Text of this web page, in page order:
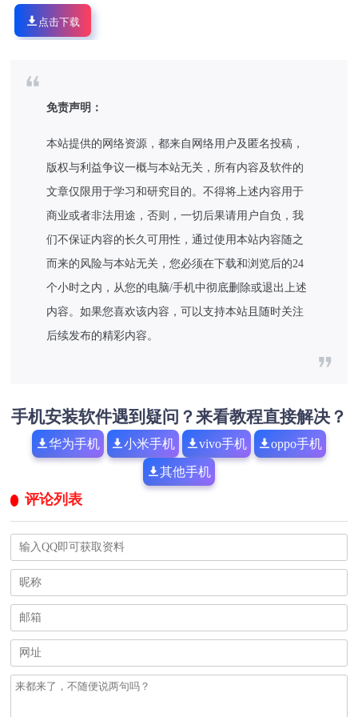
点击下载
免责声明：
本站提供的网络资源，都来自网络用户及匿名投稿，
版权与利益争议一概与本站无关，所有内容及软件的
文章仅限用于学习和研究目的。不得将上述内容用于
商业或者非法用途，否则，一切后果请用户自负，我
们不保证内容的长久可用性，通过使用本站内容随之
而来的风险与本站无关，您必须在下载和浏览后的24
个小时之内，从您的电脑/手机中彻底删除或退出上述
内容。如果您喜欢该内容，可以支持本站且随时关注
后续发布的精彩内容。
手机安装软件遇到疑问？来看教程直接解决？
华为手机 小米手机 vivo手机 oppo手机
其他手机
评论列表